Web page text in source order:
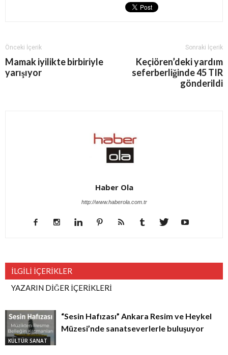
Önceki İçerik
Mamak iyilikte birbiriyle
yarışıyor
Sonraki İçerik
Keçiören’deki yardım
seferberliğinde 45 TIR
gönderildi
Haber Ola
http://www.haberola.com.tr
İLGİLİ İÇERİKLER
YAZARIN DİĞER İÇERİKLERİ
KÜLTÜR SANAT
“Sesin Hafızası” Ankara Resim ve Heykel
Müzesi’nde sanatseverlerle buluşuyor